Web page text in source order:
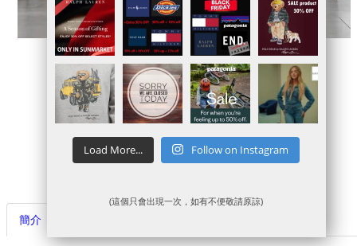
官網連結
Sale貨品
代購落單連結
簡介
Load More... Follow on Instagram
(這個只會出現一次，如有不便敬請原諒)